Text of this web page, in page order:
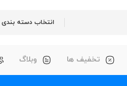
انتخاب دسته بندی
تخفیف ها وبلاگ